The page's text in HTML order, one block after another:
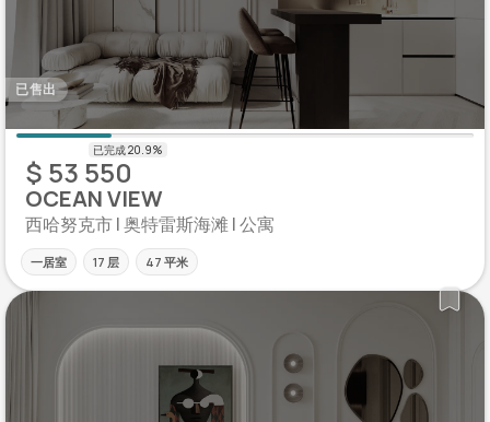
已售出
$ 53 550
OCEAN VIEW
西哈努克市 | 奥特雷斯海滩 | 公寓
一居室 17 层 47 平米